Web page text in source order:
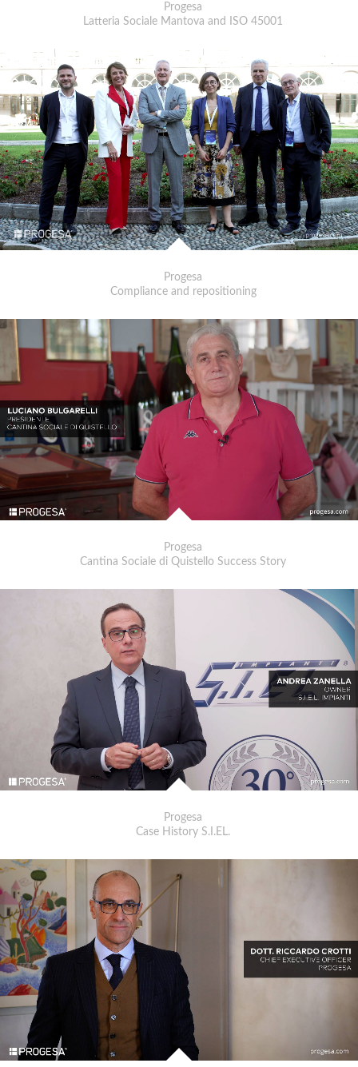
Progesa
Latteria Sociale Mantova and ISO 45001
Progesa
Compliance and repositioning
Progesa
Cantina Sociale di Quistello Success Story
Progesa
Case History S.I.EL.